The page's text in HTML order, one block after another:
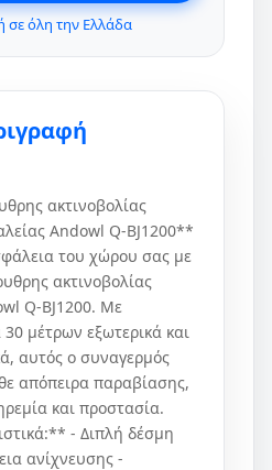
σε όλη την Ελλάδα
ακτινοβολίας
Andowl Q-BJ1200**
του χώρου σας με
ακτινοβολίας
Q-BJ1200. Με
30 μέτρων εξωτερικά και
αυτός ο συναγερμός
απόπειρα παραβίασης,
και προστασία.
- Διπλή δέσμη
ανίχνευσης -